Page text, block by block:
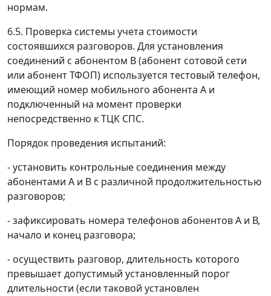
нормам.
6.5. Проверка системы учета стоимости
состоявшихся разговоров. Для установления
соединений с абонентом В (абонент сотовой сети
или абонент ТФОП) используется тестовый телефон,
имеющий номер мобильного абонента А и
подключенный на момент проверки
непосредственно к ТЦК СПС.
Порядок проведения испытаний:
- установить контрольные соединения между
абонентами А и В с различной продолжительностью
разговоров;
- зафиксировать номера телефонов абонентов А и В,
начало и конец разговора;
- осуществить разговор, длительность которого
превышает допустимый установленный порог
длительности (если таковой установлен